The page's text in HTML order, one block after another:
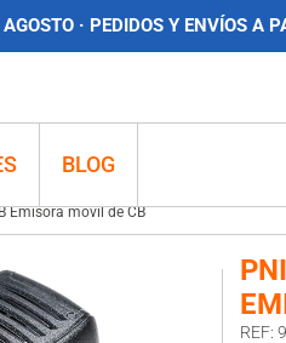
· PEDIDOS Y ENVÍOS A
BLOG
Emisora móvil de CB
REF: